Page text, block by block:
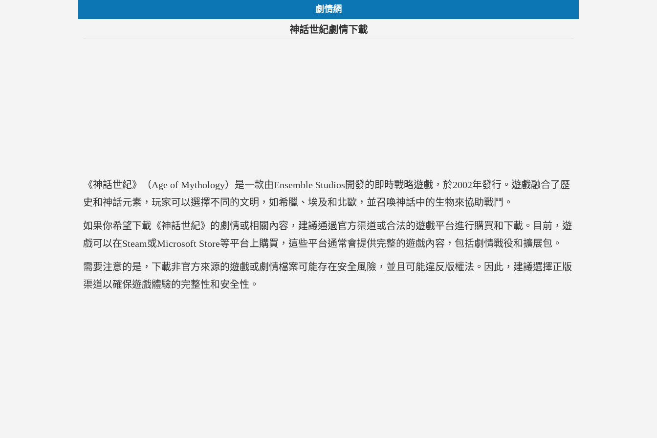
劇情網
神話世紀劇情下載
《神話世紀》（Age of Mythology）是一款由Ensemble Studios開發的即時戰略遊戲，於2002年發行。遊戲融合了歷
史和神話元素，玩家可以選擇不同的文明，如希臘、埃及和北歐，並召喚神話中的生物來協助戰鬥。
如果你希望下載《神話世紀》的劇情或相關內容，建議通過官方渠道或合法的遊戲平台進行購買和下載。目前，遊
戲可以在Steam或Microsoft Store等平台上購買，這些平台通常會提供完整的遊戲內容，包括劇情戰役和擴展包。
需要注意的是，下載非官方來源的遊戲或劇情檔案可能存在安全風險，並且可能違反版權法。因此，建議選擇正版
渠道以確保遊戲體驗的完整性和安全性。